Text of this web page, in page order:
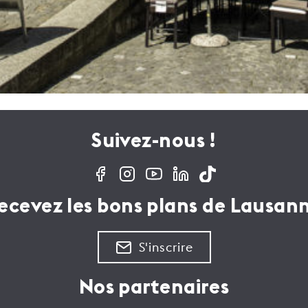
Suivez-nous !
les bons plans de
S'inscrire
Nos partenaires